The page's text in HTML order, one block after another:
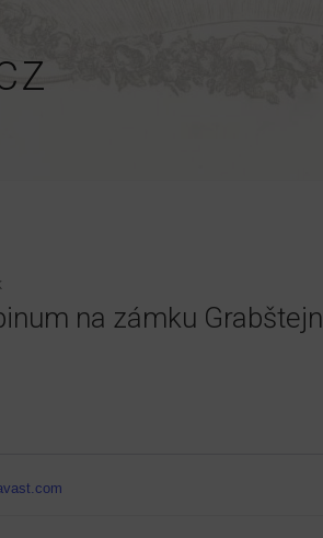
na zámku Grabštejn